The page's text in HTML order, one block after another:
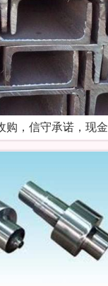
购，信守承诺，现金